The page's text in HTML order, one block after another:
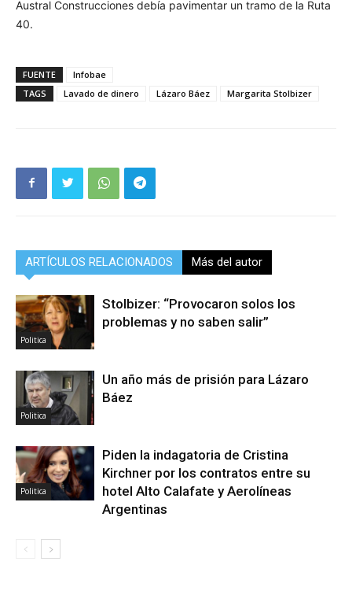
Austral Construcciones debía pavimentar un tramo de la Ruta
40.
FUENTE
Infobae
TAGS
Lavado de dinero Lázaro Báez Margarita Stolbizer
ARTÍCULOS RELACIONADOS Más del autor
Politica
Stolbizer: “Provocaron solos los
problemas y no saben salir”
Politica
Un año más de prisión para Lázaro
Báez
Politica
Piden la indagatoria de Cristina
Kirchner por los contratos entre su
hotel Alto Calafate y Aerolíneas
Argentinas